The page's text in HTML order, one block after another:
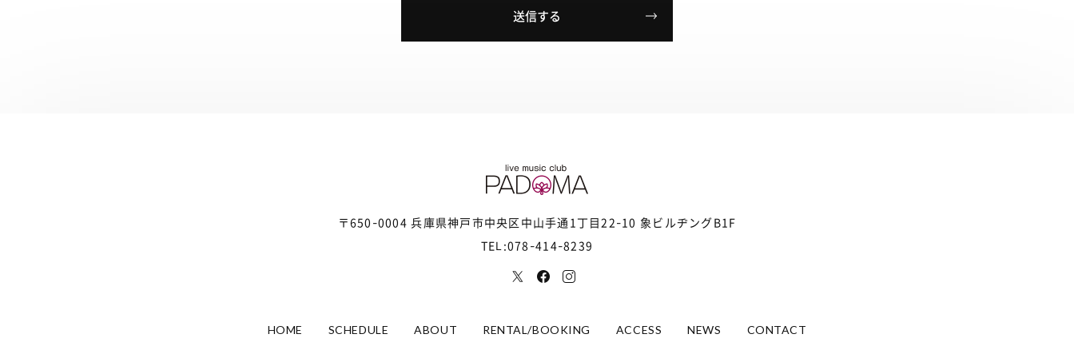
〒650-0004 兵庫県神戸市中央区 中山手通1丁目22-10 象ビルヂングB1F
TEL:078-414-8239
HOME SCHEDULE ABOUT RENTAL/BOOKING ACCESS NEWS CONTACT